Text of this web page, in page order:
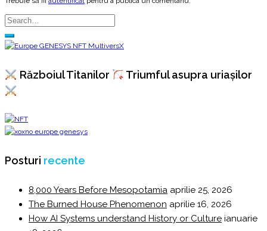
Războiul Titanilor Triumful asupra uriașilor
Posturi recente
8,000 Years Before Mesopotamia aprilie 25, 2026
The Burned House Phenomenon aprilie 16, 2026
How AI Systems understand History or Culture ianuarie